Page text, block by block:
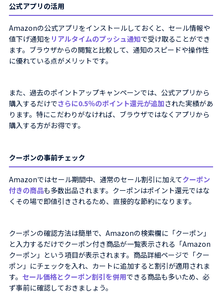
公式アプリの活用
Amazonの公式アプリをインストールしておくと、セール情報や
値下げ通知を リアルタイムのプッシュ通知で受け取ることができ
ます。ブラウザからの閲覧と比較して、通知のスピードや操作性
に優れている点がメリットです。
また、過去のポイントアップキャンペーンでは、公式アプリから
購入するだけでさらに0.5％のポイント還元が追加された実績があ
ります。特にこだわりがなければ、ブラウザではなくアプリから
購入する方がお得です。
クーポンの事前チェック
Amazonではセール期間中、通常のセール割引に加えてクーポン
付きの商品も多数出品されます。クーポンはポイント還元ではな
くその場で即値引きされるため、直接的な節約になります。
クーポンの確認方法は簡単で、Amazonの検索欄に「クーポン」
と入力するだけでクーポン付き商品が一覧表示される「Amazon
クーポン」という項目が表示されます。商品詳細ページで「クー
ポン」にチェックを入れ、カートに追加すると割引が適用されま
す。 セール価格とクーポン割引を併用できる商品も多いため、必
ず事前に確認しておきましょう。